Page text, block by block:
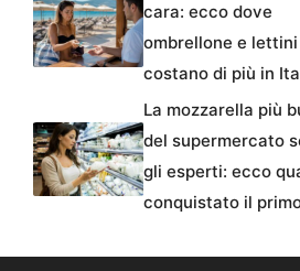
cara: ecco dove
ombrellone e lettini
costano di più in
La mozzarella più
del supermercato
gli esperti: ecco
conquistato il